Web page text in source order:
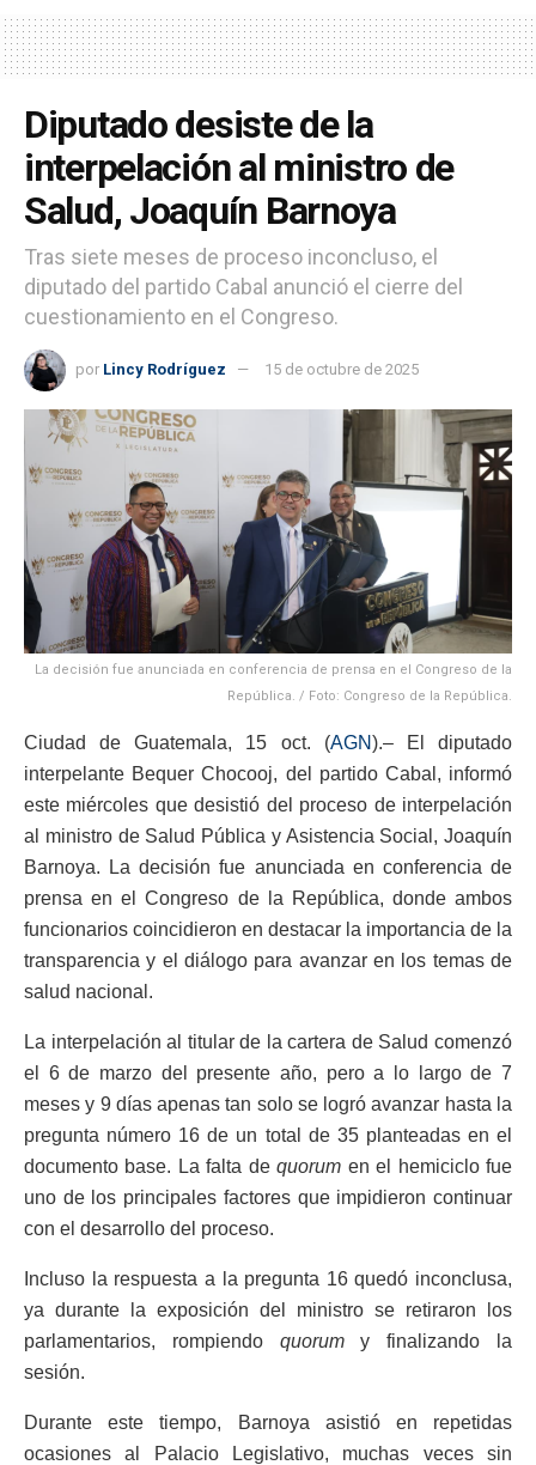
Diputado desiste de la
interpelación al ministro de
Salud, Joaquín Barnoya
Tras siete meses de proceso inconcluso, el
diputado del partido Cabal anunció el cierre del
cuestionamiento en el Congreso.
por Lincy Rodríguez 15 de octubre de 2025
La decisión fue anunciada en conferencia de prensa en el Congreso de la
República. / Foto: Congreso de la República.
Ciudad de Guatemala, 15 oct. (AGN).– El diputado
interpelante Bequer Chocooj, del partido Cabal, informó
este miércoles que desistió del proceso de interpelación
al ministro de Salud Pública y Asistencia Social, Joaquín
Barnoya. La decisión fue anunciada en conferencia de
prensa en el Congreso de la República, donde ambos
funcionarios coincidieron en destacar la importancia de la
transparencia y el diálogo para avanzar en los temas de
salud nacional.
La interpelación al titular de la cartera de Salud comenzó
el 6 de marzo del presente año, pero a lo largo de 7
meses y 9 días apenas tan solo se logró avanzar hasta la
pregunta número 16 de un total de 35 planteadas en el
documento base. La falta dequorum en el hemiciclo fue
uno de los principales factores que impidieron continuar
con el desarrollo del proceso.
Incluso la respuesta a la pregunta 16 quedó inconclusa,
ya durante la exposición del ministro se retiraron los
parlamentarios, rompiendo quorumy finalizando la
sesión.
Durante este tiempo, Barnoya asistió en repetidas
ocasiones al Palacio Legislativo, muchas veces sin